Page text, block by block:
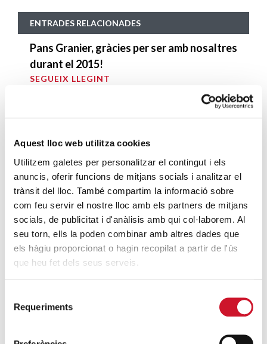
Aquest lloc web utilitza cookies
Utilitzem galetes per personalitzar el contingut i els
anuncis, oferir funcions de mitjans socials i analitzar el
trànsit del lloc. També compartim la informació sobre
com feu servir el nostre lloc amb els partners de mitjans
socials, de publicitat i d'anàlisis amb qui col·laborem. Al
seu torn, ells la poden combinar amb altres dades que
els hàgiu proporcionat o hagin recopilat a partir de l'ús
que heu fet dels seus serveis.
Requeriments
ENTRADES RELACIONADES
Pans Granier, gràcies per ser amb nosaltres
durant el 2015!
SEGUEIX LLEGINT
La Fundació Cottet Mor és reconeguda
com a Fundació amb Cor
SEGUEIX LLEGINT
Coca-Cola, celebrant el Nadal amb el
Paidós Porta
SEGUEIX LLEGINT
Càritas expressa la seva preocupació per